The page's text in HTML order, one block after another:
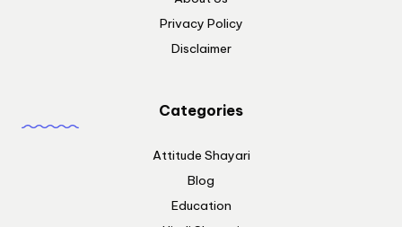
Privacy Policy
Disclaimer
Categories
Attitude Shayari
Blog
Education